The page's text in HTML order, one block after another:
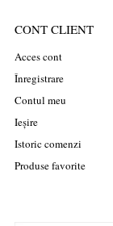
CONT CLIENT
Acces cont
Înregistrare
Contul meu
Ieșire
Istoric comenzi
Produse favorite